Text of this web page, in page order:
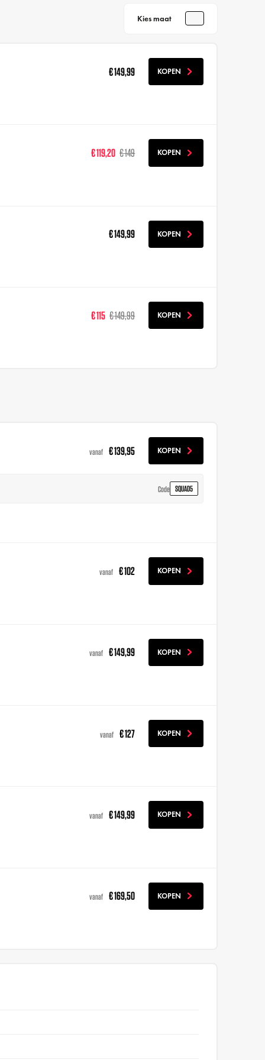
Kies maat
€ 149,99 KOPEN
€ 119,20 € 149 KOPEN
€ 149,99 KOPEN
€ 115 € 149,99 KOPEN
vanaf € 139,95 KOPEN
Code SQUAD5
vanaf € 102 KOPEN
vanaf € 149,99 KOPEN
vanaf € 127 KOPEN
vanaf € 149,99 KOPEN
vanaf € 169,50 KOPEN